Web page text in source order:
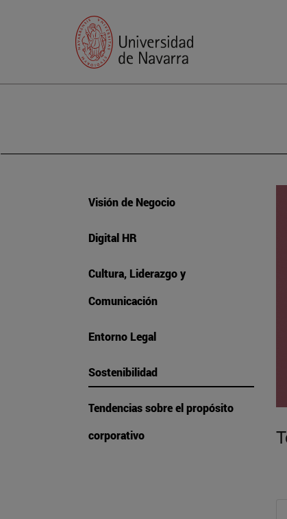
Visión de Negocio
Digital HR
Cultura, Liderazgo y
Comunicación
Entorno Legal
Sostenibilidad
Tendencias sobre el propósito
corporativo